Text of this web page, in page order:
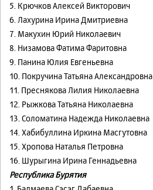
5. Крючков Алексей Викторович
6. Лахурина Ирина Дмитриевна
7. Макухин Юрий Николаевич
8. Низамова Фатима Фаритовна
9. Панина Юлия Евгеньевна
10. Покручина Татьяна Александровна
11. Преснякова Лилия Николаевна
12. Рыжкова Татьяна Николаевна
13. Соломатина Надежда Николаевна
14. Хабибуллина Иркина Масгутовна
15. Хропова Наталья Петровна
16. Шурыгина Ирина Геннадьевна
Республика Бурятия